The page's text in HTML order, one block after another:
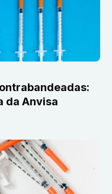
da Anvisa